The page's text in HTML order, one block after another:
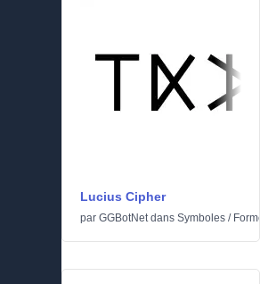
Lucius Cipher
par GGBotNetdans Symboles /